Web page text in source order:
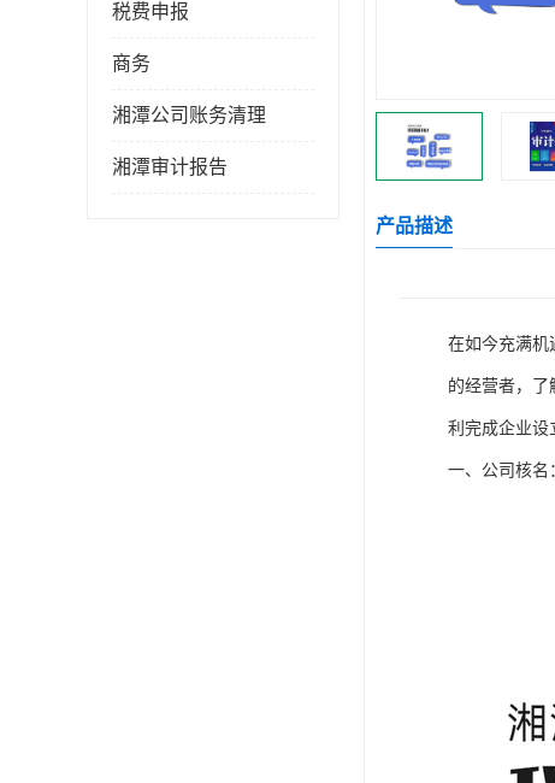
税费申报
商务
湘潭公司账务清理
湘潭审计报告
产品描述
在如今充满机
的经营者，了
利完成企业设
一、公司核名